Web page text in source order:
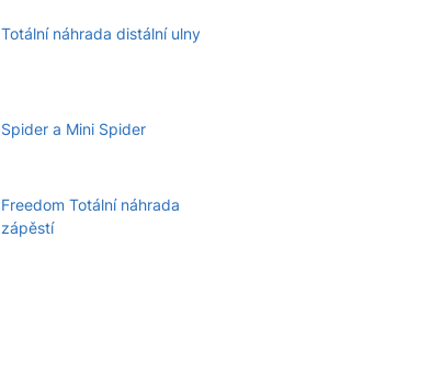
Totální náhrada distální ulny
Spider a Mini Spider
Freedom Totální náhrada
zápěstí